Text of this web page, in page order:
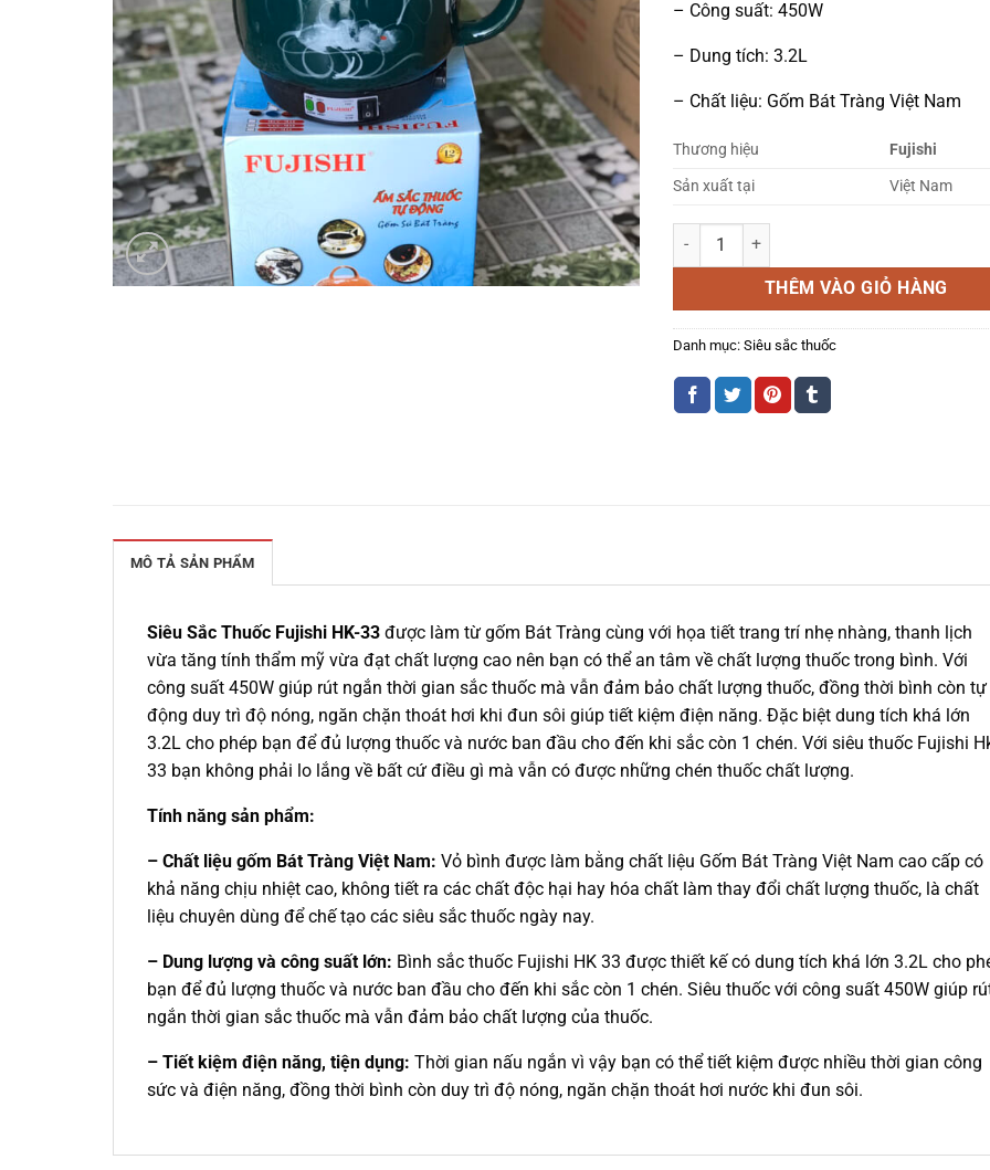
– Công suất: 450W
– Dung tích: 3.2L
– Chất liệu: Gốm Bát Tràng Việt Nam
Thương hiệu
Fujishi
Sản xuất tại
Việt Nam
Siêu sắc thuốc Fujishi HK-33 (Hàng chính
THÊM VÀO GIỎ HÀNG
Danh mục: Siêu sắc thuốc
MÔ TẢ SẢN PHẨM
Siêu Sắc Thuốc Fujishi HK-33 được làm từ gốm Bát Tràng cùng với họa tiết trang trí nhẹ nhàng, thanh lịch
vừa tăng tính thẩm mỹ vừa đạt chất lượng cao nên bạn có thể an tâm về chất lượng thuốc trong bình. Với
công suất 450W giúp rút ngắn thời gian sắc thuốc mà vẫn đảm bảo chất lượng thuốc, đồng thời bình còn tự
động duy trì độ nóng, ngăn chặn thoát hơi khi đun sôi giúp tiết kiệm điện năng. Đặc biệt dung tích khá lớn
3.2L cho phép bạn để đủ lượng thuốc và nước ban đầu cho đến khi sắc còn 1 chén. Với siêu thuốc Fujishi
33 bạn không phải lo lắng về bất cứ điều gì mà vẫn có được những chén thuốc chất lượng.
Tính năng sản phẩm:
– Chất liệu gốm Bát Tràng Việt Nam: Vỏ bình được làm bằng chất liệu Gốm Bát Tràng Việt Nam cao cấp có
khả năng chịu nhiệt cao, không tiết ra các chất độc hại hay hóa chất làm thay đổi chất lượng thuốc, là chất
liệu chuyên dùng để chế tạo các siêu sắc thuốc ngày nay.
– Dung lượng và công suất lớn: Bình sắc thuốc Fujishi HK 33 được thiết kế có dung tích khá lớn 3.2L cho
bạn để đủ lượng thuốc và nước ban đầu cho đến khi sắc còn 1 chén. Siêu thuốc với công suất 450W giúp
ngắn thời gian sắc thuốc mà vẫn đảm bảo chất lượng của thuốc.
– Tiết kiệm điện năng, tiện dụng: Thời gian nấu ngắn vì vậy bạn có thể tiết kiệm được nhiều thời gian công
sức và điện năng, đồng thời bình còn duy trì độ nóng, ngăn chặn thoát hơi nước khi đun sôi.